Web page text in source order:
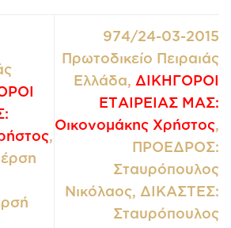
,
974/24-03-2015
Πρωτοδικείο Πειραιάς
Ελλάδα, ΔΙΚΗΓΟΡΟΙ
ΕΤΑΙΡΕΙΑΣ ΜΑΣ:
Οικονομάκης Χρήστος,
ΠΡΟΕΔΡΟΣ:
Σταυρόπουλος
Νικόλαος, ΔΙΚΑΣΤΕΣ:
Σταυρόπουλος